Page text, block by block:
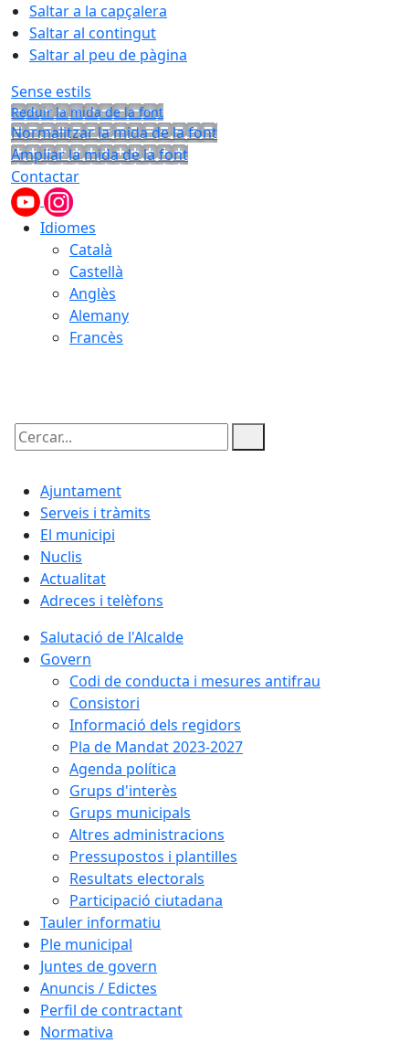
Saltar a la capçalera
Saltar al contingut
Saltar al peu de pàgina
Sense estils
Reduir la mida de la font
Normalitzar la mida de la font
Ampliar la mida de la font
Contactar
Idiomes
Català
Castellà
Anglès
Alemany
Francès
Cercar:
Ajuntament
Serveis i tràmits
El municipi
Nuclis
Actualitat
Adreces i telèfons
Salutació de l'Alcalde
Govern
Codi de conducta i mesures antifrau
Consistori
Informació dels regidors
Pla de Mandat 2023-2027
Agenda política
Grups d'interès
Grups municipals
Altres administracions
Pressupostos i plantilles
Resultats electorals
Participació ciutadana
Tauler informatiu
Ple municipal
Juntes de govern
Anuncis / Edictes
Perfil de contractant
Normativa